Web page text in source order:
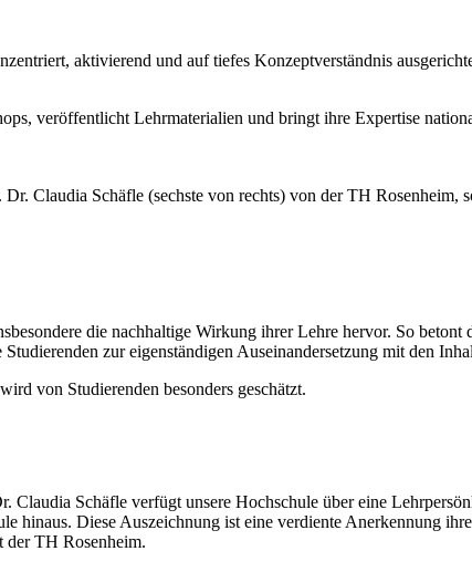
aktivierend und auf tiefes Konzeptverständnis
veröffentlicht Lehrmaterialien und bringt ihre Expertise
Claudia Schäfle (sechste von rechts) von der TH Rosenheim,
die nachhaltige Wirkung ihrer Lehre hervor. So betont
zur eigenständigen Auseinandersetzung mit den
von Studierenden besonders geschätzt.
Schäfle verfügt unsere Hochschule über eine
Diese Auszeichnung ist eine verdiente Anerkennung
der TH Rosenheim.